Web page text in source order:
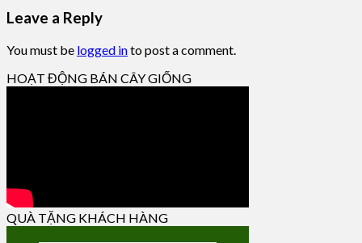
Leave a Reply
You must be logged into post a comment.
HOẠT ĐỘNG BÁN CÂY GIỐNG
QUÀ TẶNG KHÁCH HÀNG